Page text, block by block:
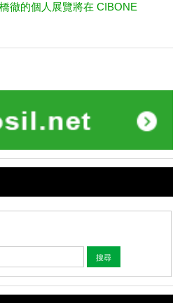
徹的個人展覽將在 CIBONE